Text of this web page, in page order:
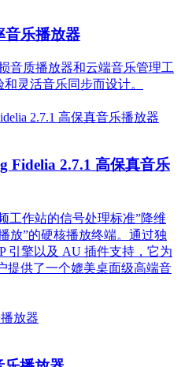
音乐播放器
音质播放器和云端音乐管理工
灵活音乐同步而设计。
Fidelia 2.7.1 高保真音乐
工作站的信号处理标准”降维
放”的硬核播放终端。通过独
引擎以及 AU 插件支持，它为
提供了一个媲美桌面级高端音